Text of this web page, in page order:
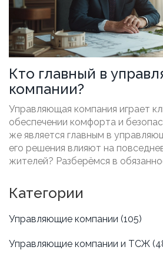
Кто главный в
компании?
Управляющая компания играет
обеспечении комфорта и
же является главным в
его решения влияют на
жителей? Разберёмся в
благоустройстве и ремонтах.
процессов поможет владельцем
эффективно взаимодействовать с
Категории
Управляющие компании (105)
Управляющие компании и ТСЖ